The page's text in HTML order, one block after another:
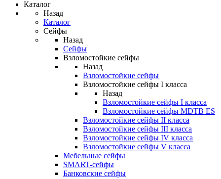
Каталог
Назад
Каталог
Сейфы
Назад
Сейфы
Взломостойкие сейфы
Назад
Взломостойкие сейфы
Взломостойкие сейфы I класса
Назад
Взломостойкие сейфы I класса
Взломостойкие сейфы MDTB ES
Взломостойкие сейфы II класса
Взломостойкие сейфы III класса
Взломостойкие сейфы IV класса
Взломостойкие сейфы V класса
Мебельные сейфы
SMART-сейфы
Банковские сейфы